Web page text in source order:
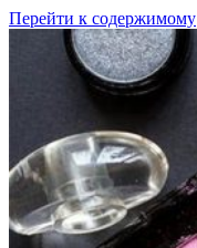
Перейти к содержимому